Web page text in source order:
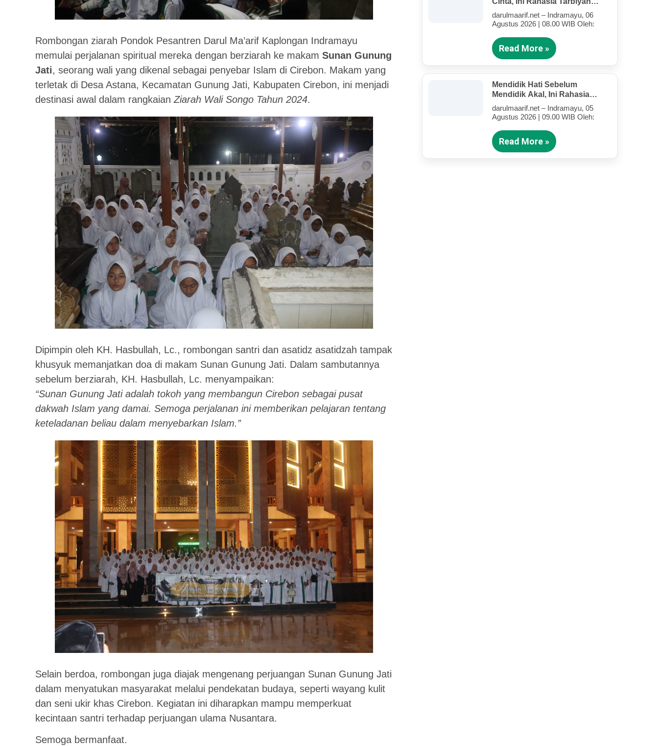
Rombongan ziarah Pondok Pesantren Darul Ma’arif Kaplongan Indramayu
memulai perjalanan spiritual mereka dengan berziarah ke makam Sunan Gunung
Jati, seorang wali yang dikenal sebagai penyebar Islam di Cirebon. Makam yang
terletak di Desa Astana, Kecamatan Gunung Jati, Kabupaten Cirebon, ini menjadi
destinasi awal dalam rangkaian Ziarah Wali Songo Tahun 2024.
Dipimpin oleh KH. Hasbullah, Lc., rombongan santri dan asatidz asatidzah tampak
khusyuk memanjatkan doa di makam Sunan Gunung Jati. Dalam sambutannya
sebelum berziarah, KH. Hasbullah, Lc. menyampaikan:
“Sunan Gunung Jati adalah tokoh yang membangun Cirebon sebagai pusat
dakwah Islam yang damai. Semoga perjalanan ini memberikan pelajaran tentang
keteladanan beliau dalam menyebarkan Islam.”
Selain berdoa, rombongan juga diajak mengenang perjuangan Sunan Gunung Jati
dalam menyatukan masyarakat melalui pendekatan budaya, seperti wayang kulit
dan seni ukir khas Cirebon. Kegiatan ini diharapkan mampu memperkuat
kecintaan santri terhadap perjuangan ulama Nusantara.
Semoga bermanfaat.
Rosululloh SAW Bagi Anak-
Anak Yang Terluka (Bagian IV)
darulmaarif.net – Indramayu, 06
Agustus 2026 | 08.00 WIB Oleh:
Read More »
Mendidik Hati Sebelum
Mendidik Akal, Ini Rahasia
Tarbiyah Rosululloh SAW Bagi
Anak-Anak Yang Terluka
(Bagian III)
darulmaarif.net – Indramayu, 05
Agustus 2026 | 09.00 WIB Oleh:
Read More »